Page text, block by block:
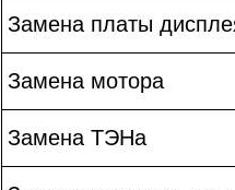
Замена платы
Замена мотора
Замена ТЭНа